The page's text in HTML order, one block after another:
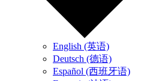
English (英语)
Deutsch (德语)
Español (西班牙语)